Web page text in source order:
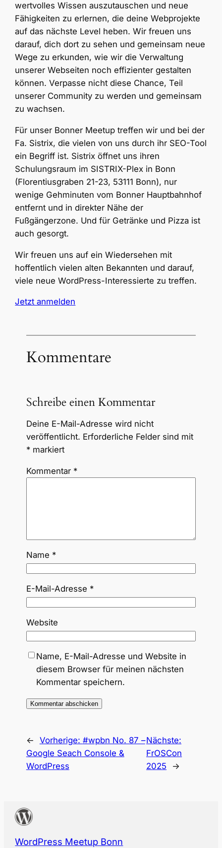
wertvolles Wissen auszutauschen und neue
Fähigkeiten zu erlernen, die deine Webprojekte
auf das nächste Level heben. Wir freuen uns
darauf, dich dort zu sehen und gemeinsam neue
Wege zu erkunden, wie wir die Verwaltung
unserer Webseiten noch effizienter gestalten
können. Verpasse nicht diese Chance, Teil
unserer Community zu werden und gemeinsam
zu wachsen.
Für unser Bonner Meetup treffen wir und bei der
Fa. Sistrix, die vielen von uns durch ihr SEO-Tool
ein Begriff ist. Sistrix öffnet uns ihren
Schulungsraum im SISTRIX-Plex in Bonn
(Florentiusgraben 21-23, 53111 Bonn), nur
wenige Gehminuten vom Bonner Hauptbahnhof
entfernt und in direkter Nähe der
Fußgängerzone. Und für Getränke und Pizza ist
auch gesorgt.
Wir freuen uns auf ein Wiedersehen mit
hoffentlich vielen alten Bekannten und darauf,
viele neue WordPress-Interessierte zu treffen.
Jetzt anmelden
Kommentare
Schreibe einen Kommentar
Deine E-Mail-Adresse wird nicht
veröffentlicht. Erforderliche Felder sind mit
*markiert
Kommentar *
Name *
E-Mail-Adresse *
Website
Name, E-Mail-Adresse und Website in
diesem Browser für meinen nächsten
Kommentar speichern.
← Vorherige: #wpbn No. 87 –
Google Seach Console &
WordPress
Nächste:
FrOSCon
2025
→
WordPress Meetup Bonn